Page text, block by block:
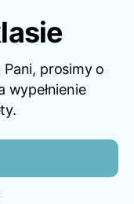
prosimy o
wypełnienie